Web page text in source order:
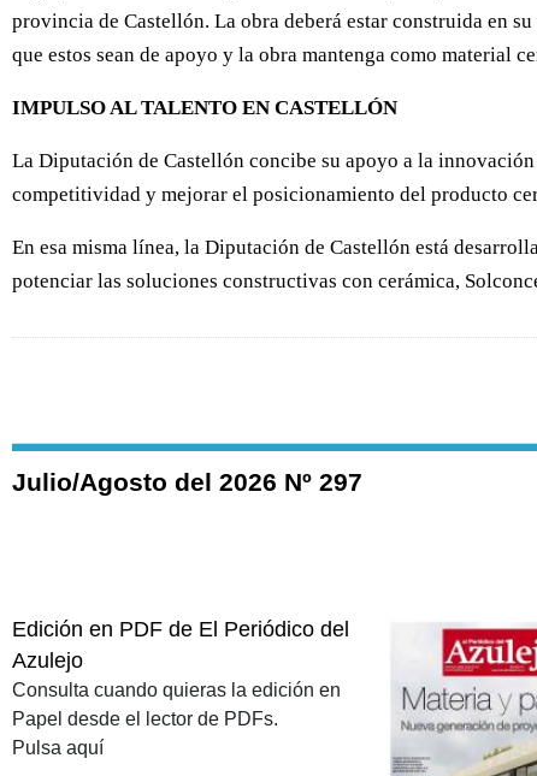
provincia de Castellón. La obra deberá estar construida en
que estos sean de apoyo y la obra mantenga como material
IMPULSO AL TALENTO EN CASTELLÓN
La Diputación de Castellón concibe su apoyo a la
competitividad y mejorar el posicionamiento del producto
En esa misma línea, la Diputación de Castellón está
potenciar las soluciones constructivas con cerámica,
Julio/Agosto del 2026 Nº 297
Edición en PDF de El Periódico del
Azulejo
Consulta cuando quieras la edición en
Papel desde el lector de PDFs.
Pulsa aquí